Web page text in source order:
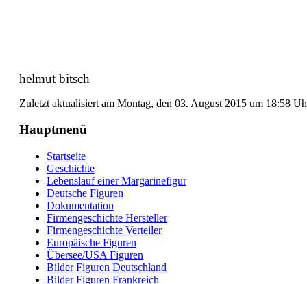
helmut bitsch
Zuletzt aktualisiert am Montag, den 03. August 2015 um 18:58
Hauptmenü
Startseite
Geschichte
Lebenslauf einer Margarinefigur
Deutsche Figuren
Dokumentation
Firmengeschichte Hersteller
Firmengeschichte Verteiler
Europäische Figuren
Übersee/USA Figuren
Bilder Figuren Deutschland
Bilder Figuren Frankreich